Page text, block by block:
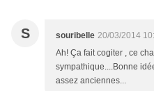
S souribelle 20/03/2014
Ah! Ça fait cogiter , ce
sympathique....Bonne
assez anciennes...